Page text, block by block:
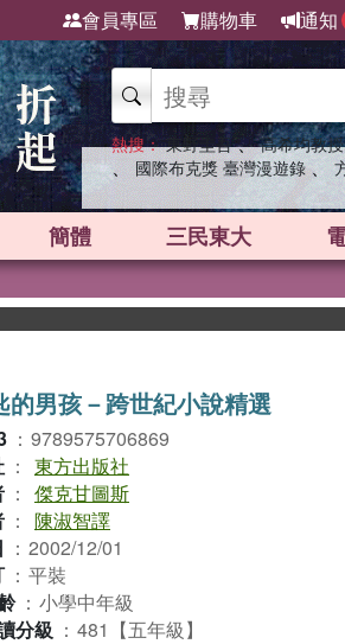
會員專區 購物車 通知
熱搜： 東野圭吾 、 高希均教
、 國際布克獎 臺灣漫遊錄 、
簡體 三民東大
的男孩－跨世紀小說精選
： 9789575706869
： 東方出版社
： 傑克甘圖斯
： 陳淑智譯
： 2002/12/01
： 平裝
： 小學中年級
分級 ： 481【五年級】